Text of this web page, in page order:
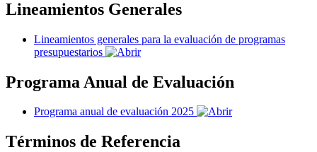
Lineamientos Generales
Lineamientos generales para la evaluación de programas
presupuestarios
Programa Anual de Evaluación
Programa anual de evaluación 2025
Términos de Referencia